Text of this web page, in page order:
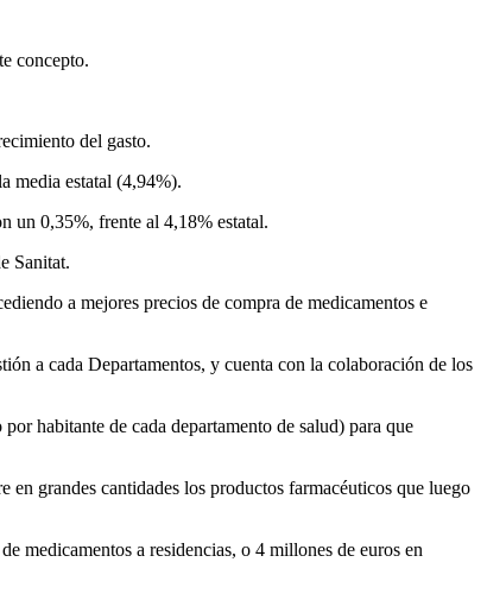
concepto.
del gasto.
media estatal (4,94%).
un 0,35%, frente al 4,18% estatal.
Sanitat.
a mejores precios de compra de medicamentos e
a cada Departamentos, y cuenta con la colaboración de los
habitante de cada departamento de salud) para que
grandes cantidades los productos farmacéuticos que luego
medicamentos a residencias, o 4 millones de euros en